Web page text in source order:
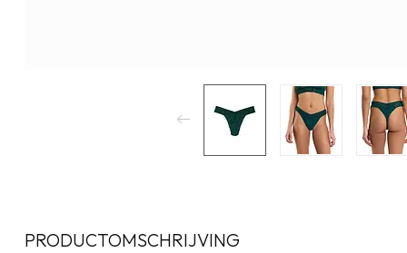
PRODUCTOMSCHRIJVING